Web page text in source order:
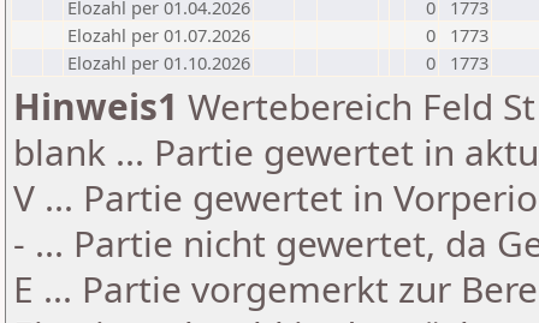
Elozahl per 01.04.2026
0
1773
Elozahl per 01.07.2026
0
1773
Elozahl per 01.10.2026
0 1773
Hinweis1 Wertebereich Feld
blank ... Partie gewertet in
V ... Partie gewertet in
- ... Partie nicht gewertet, da
E ... Partie vorgemerkt zur